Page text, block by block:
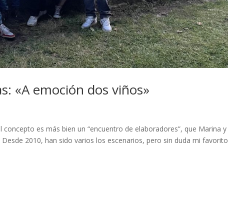
«A emoción dos viños»
es más bien un “encuentro de elaboradores”, que Marina y
2010, han sido varios los escenarios, pero sin duda mi favorito